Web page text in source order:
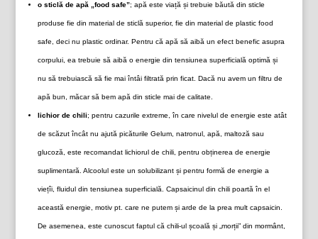
o sticlă de apă „food safe”; apă este viață și trebuie băută din sticle
produse fie din material de sticlă superior, fie din material de plastic food
safe, deci nu plastic ordinar. Pentru că apă să aibă un efect benefic asupra
corpului, ea trebuie să aibă o energie din tensiunea superficială optimă și
nu să trebuiască să fie mai întâi filtrată prin ficat. Dacă nu avem un filtru de
apă bun, măcar să bem apă din sticle mai de calitate.
lichior de chili; pentru cazurile extreme, în care nivelul de energie este atât
de scăzut încât nu ajută picăturile Gelum, natronul, apă, maltoză sau
glucoză, este recomandat lichiorul de chili, pentru obținerea de energie
suplimentară. Alcoolul este un solubilizant și pentru formă de energie a
viețîi, fluidul din tensiunea superficială. Capsaicinul din chili poartă în el
această energie, motiv pt. care ne putem și arde de la prea mult capsaicin.
De asemenea, este cunoscut faptul că chili-ul școală și „morții” din mormânt,